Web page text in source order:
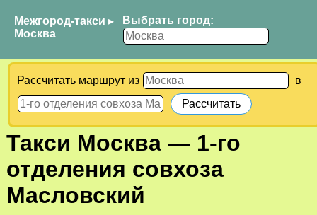
Межгород-такси ▸
Москва
Выбрать город:
Рассчитать маршрут из в
Такси Москва— 1-го
отделения совхоза
Масловский